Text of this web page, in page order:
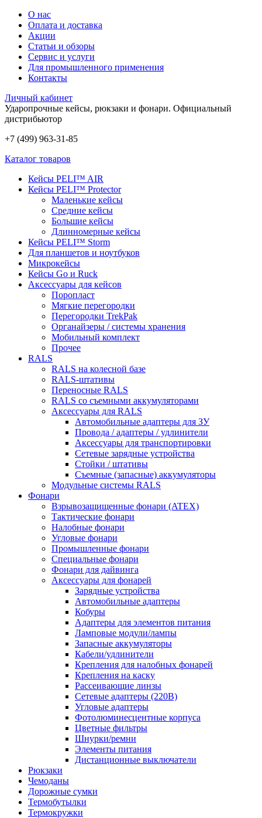
О нас
Оплата и доставка
Акции
Статьи и обзоры
Сервис и услуги
Для промышленного применения
Контакты
Личный кабинет
Ударопрочные кейсы, рюкзаки и фонари. Официальный
дистрибьютор
+7 (499) 963-31-85
Каталог товаров
Кейсы PELI™ AIR
Кейсы PELI™ Protector
Маленькие кейсы
Средние кейсы
Большие кейсы
Длинномерные кейсы
Кейсы PELI™ Storm
Для планшетов и ноутбуков
Микрокейсы
Кейсы Go и Ruck
Аксессуары для кейсов
Поропласт
Мягкие перегородки
Перегородки TrekPak
Органайзеры / системы хранения
Мобильный комплект
Прочее
RALS
RALS на колесной базе
RALS-штативы
Переносные RALS
RALS со съемными аккумуляторами
Аксессуары для RALS
Автомобильные адаптеры для ЗУ
Провода / адаптеры / удлинители
Аксессуары для транспортировки
Сетевые зарядные устройства
Стойки / штативы
Съемные (запасные) аккумуляторы
Модульные системы RALS
Фонари
Взрывозащищенные фонари (ATEX)
Тактические фонари
Налобные фонари
Угловые фонари
Промышленные фонари
Специальные фонари
Фонари для дайвинга
Аксессуары для фонарей
Зарядные устройства
Автомобильные адаптеры
Кобуры
Адаптеры для элементов питания
Ламповые модули/лампы
Запасные аккумуляторы
Кабели/удлинители
Крепления для налобных фонарей
Крепления на каску
Рассеивающие линзы
Сетевые адаптеры (220В)
Угловые адаптеры
Фотолюминесцентные корпуса
Цветные фильтры
Шнурки/ремни
Элементы питания
Дистанционные выключатели
Рюкзаки
Чемоданы
Дорожные сумки
Термобутылки
Термокружки